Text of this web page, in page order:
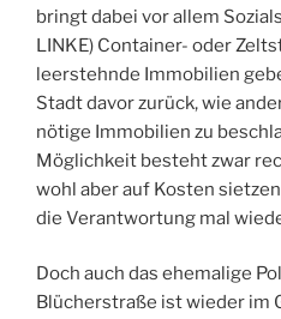
bringt dabei vor allem
LINKE) Container- oder
leerstehnde Immobilien
Stadt davor zurück, wie
nötige Immobilien zu
Möglichkeit besteht zwar
wohl aber auf Kosten
die Verantwortung mal
Doch auch das ehemalige
Blücherstraße ist wieder im